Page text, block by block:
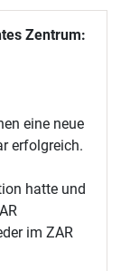
Zentrum:
eine neue
erfolgreich.
hatte und
im ZAR